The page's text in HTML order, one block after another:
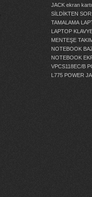
JACK ekran
SİLDİKTEN
TAMALAMA
LAPTOP
MENTEŞE
NOTEBOOK
NOTEBOOK
VPCS118EC/B
L775 POWER